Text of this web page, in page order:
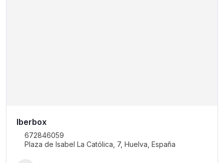
Iberbox
672846059
Plaza de Isabel La Católica, 7, Huelva, España